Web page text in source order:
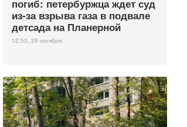
погиб: петербуржца ждет суд
из-за взрыва газа в подвале
детсада на Планерной
12:53, 29 октября